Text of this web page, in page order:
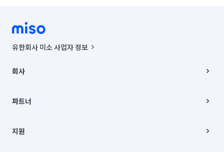
유한회사 미소 사업자 정보
00019 |
주소 | 본사: 서울특별시 종로구 율곡로 6(중학동, 트윈트리빌딩) B동 5층
컨택센터 : 서울특별시 종로구 수송동 율곡로 24, 7층, 8층 미소
상품, 상품정보, 거래에 관한 의무와 책임은 거래당사자에게 있습니다.
언론 보도 관련 문의:
회사
채용
파트너
이사
지원